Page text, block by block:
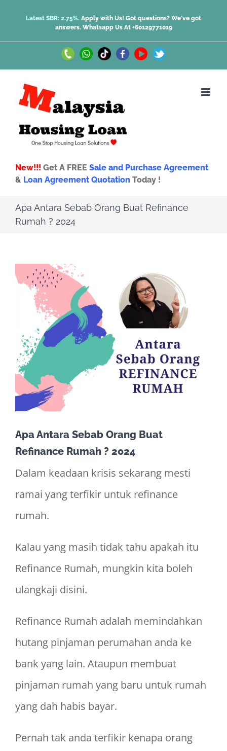
Latest SBR: 2.75%. Apply with Us! Got questions? We've got
answers. Whatsapp Us At +60129771019
Call
Whatsapp
TikTokFacebookYoutubeTwitter
New!!! Get A FREE Sale and Purchase Agreement
& Loan Agreement Quotation Today !
Apa Antara Sebab Orang Buat Refinance
Rumah ? 2024
Apa Antara Sebab Orang Buat
Refinance Rumah ? 2024
Dalam keadaan krisis sekarang mesti
ramai yang terfikir untuk refinance
rumah.
Kalau yang masih tidak tahu apakah itu
Refinance Rumah, mungkin kita boleh
ulangkaji disini.
Refinance Rumah adalah memindahkan
hutang pinjaman perumahan anda ke
bank yang lain. Ataupun membuat
pinjaman rumah yang baru untuk rumah
yang dah habis bayar.
Pernah tak anda terfikir kenapa orang